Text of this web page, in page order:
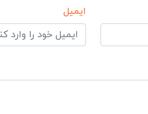
ایمیل